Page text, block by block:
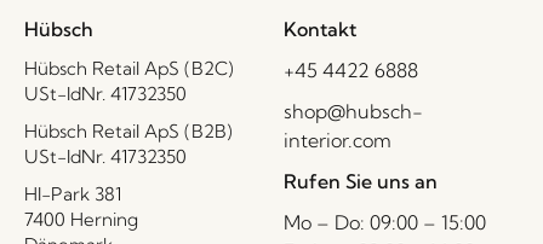
Hübsch
Hübsch Retail ApS (B2C)
USt-IdNr. 41732350
Hübsch Retail ApS (B2B)
USt-IdNr. 41732350
HI-Park 381
7400 Herning
Kontakt
+45 4422 6888
shop@hubsch-
interior.com
Rufen Sie uns an
Mo – Do: 09:00 – 15:00